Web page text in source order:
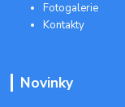
Fotogalerie
Kontakty
Novinky